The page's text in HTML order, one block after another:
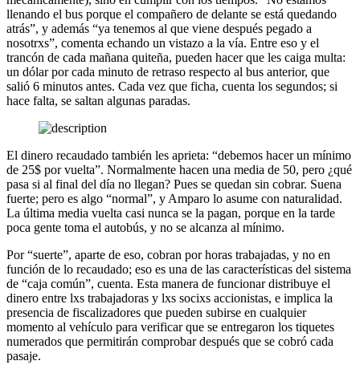
llenando el bus porque el compañero de delante se está quedando
atrás”, y además “ya tenemos al que viene después pegado a
nosotrxs”, comenta echando un vistazo a la vía. Entre eso y el
trancón de cada mañana quiteña, pueden hacer que les caiga multa:
un dólar por cada minuto de retraso respecto al bus anterior, que
salió 6 minutos antes. Cada vez que ficha, cuenta los segundos; si
hace falta, se saltan algunas paradas.
El dinero recaudado también les aprieta: “debemos hacer un mínimo
de 25$ por vuelta”. Normalmente hacen una media de 50, pero ¿qué
pasa si al final del día no llegan? Pues se quedan sin cobrar. Suena
fuerte; pero es algo “normal”, y Amparo lo asume con naturalidad.
La última media vuelta casi nunca se la pagan, porque en la tarde
poca gente toma el autobús, y no se alcanza al mínimo.
Por “suerte”, aparte de eso, cobran por horas trabajadas, y no en
función de lo recaudado; eso es una de las características del sistema
de “caja común”, cuenta. Esta manera de funcionar distribuye el
dinero entre lxs trabajadoras y lxs socixs accionistas, e implica la
presencia de fiscalizadores que pueden subirse en cualquier
momento al vehículo para verificar que se entregaron los tiquetes
numerados que permitirán comprobar después que se cobró cada
pasaje.